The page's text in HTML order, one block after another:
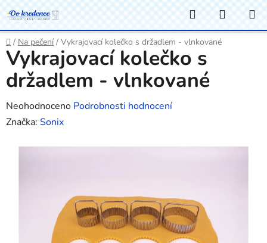
Přejít
na
obsah
Hledat
KOŠÍK
Domů
/ Na pečení / Vykrajovací kolečko s držadlem - vlnkované
Vykrajovací kolečko s
držadlem - vlnkované
Průměrné
hodnocení
Neohodnoceno Podrobnosti hodnocení
Značka: Sonix